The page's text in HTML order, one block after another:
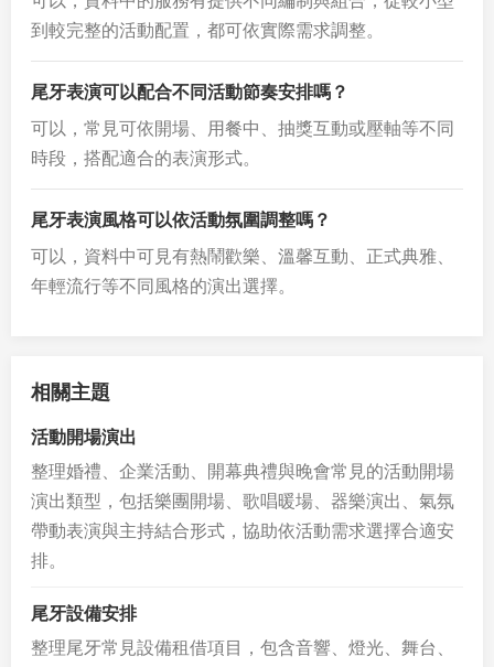
到較完整的活動配置，都可依實際需求調整。
尾牙表演可以配合不同活動節奏安排嗎？
可以，常見可依開場、用餐中、抽獎互動或壓軸等不同
時段，搭配適合的表演形式。
尾牙表演風格可以依活動氛圍調整嗎？
可以，資料中可見有熱鬧歡樂、溫馨互動、正式典雅、
年輕流行等不同風格的演出選擇。
相關主題
活動開場演出
整理婚禮、企業活動、開幕典禮與晚會常見的活動開場
演出類型，包括樂團開場、歌唱暖場、器樂演出、氣氛
帶動表演與主持結合形式，協助依活動需求選擇合適安
排。
尾牙設備安排
整理尾牙常見設備租借項目，包含音響、燈光、舞台、